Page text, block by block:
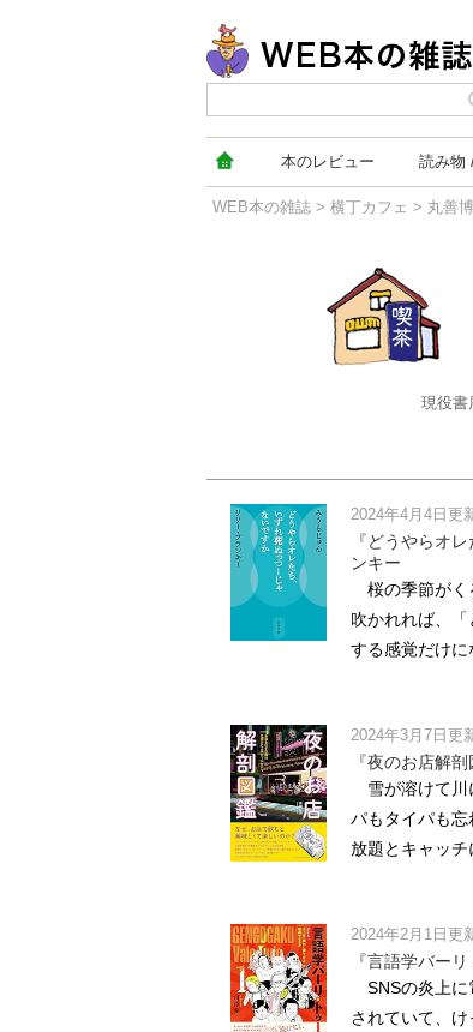
本のレビュー 読み物
WEB本の雑誌 > 横丁カフェ > 丸善
現役書
2024年4月4日更
『どうやらオ
ンキー
桜の季節がく
吹かれれば、
する感覚だけに
2024年3月7日更
『夜のお店解
雪が溶けて川
パもタイパも
放題とキャッチ
2024年2月1日更
『言語学バー
SNSの炎上に
されていて、